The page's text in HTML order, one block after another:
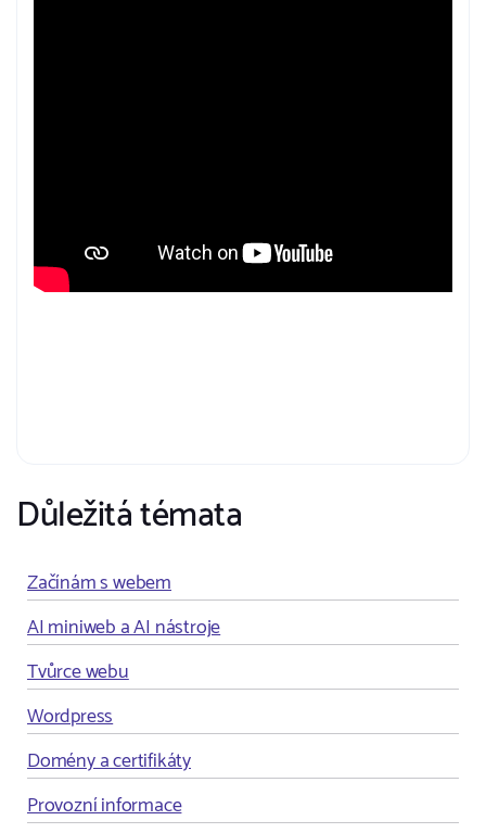
Důležitá témata
Začínám s webem
AI miniweb a AI nástroje
Tvůrce webu
Wordpress
Domény a certifikáty
Provozní informace